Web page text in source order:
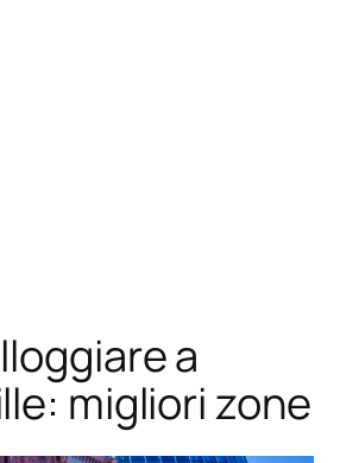
a
migliori zone